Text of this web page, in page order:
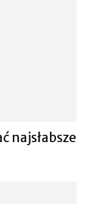
najsłabsze